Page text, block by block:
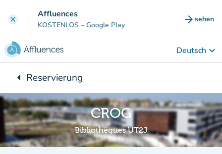
clear Affluences
KOSTENLOS – Google Play arrow_forward sehen
(new
Deutsch keyboard_arrow_down
arrow_leftZurück zu:
Reservierung
CROG
Bibliothèques UT2J